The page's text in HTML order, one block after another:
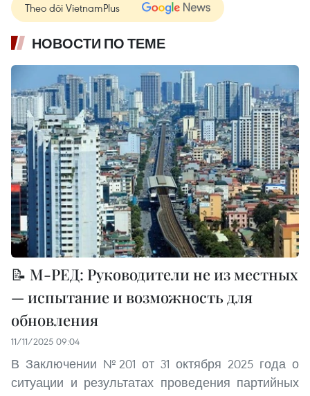
Theo dõi VietnamPlus
НОВОСТИ ПО ТЕМЕ
📝 М-РЕД: Руководители не из местных
— испытание и возможность для
обновления
11/11/2025 09:04
В Заключении №201 от 31 октября 2025 года о
ситуации и результатах проведения партийных